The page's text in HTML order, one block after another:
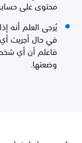
محتوى على
يُرجى العلم أنه
في حال أجريت أي
فاعلم أن أي شخص
وضعتها.